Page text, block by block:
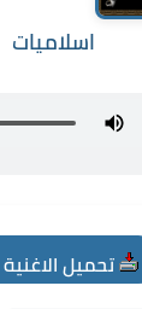
اسلاميات
تحميل الاغنية mp3